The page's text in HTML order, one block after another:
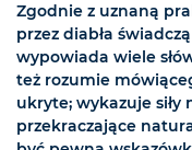
Zgodnie z uznaną
przez diabła
wypowiada wiele
też rozumie
ukryte; wykazuje
przekraczające